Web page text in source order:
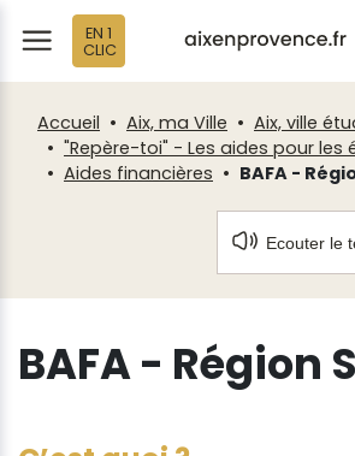
EN 1
CLIC
Accueil Aix, ma Ville
Aix, ville
"Repère-toi" - Les aides pour les
Aides financières
BAFA -
Ecouter le
BAFA - Région
Fenêtre
de
chat
Panneau de gestion des cookies